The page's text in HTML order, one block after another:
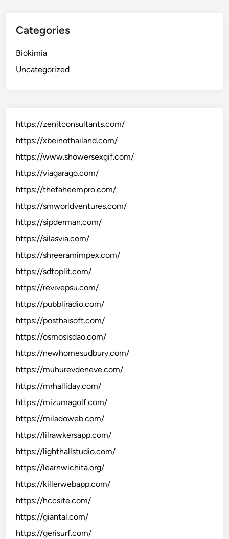
Categories
Biokimia
Uncategorized
https://zenitconsultants.com/
https://xbeinothailand.com/
https://www.showersexgif.com/
https://viagarago.com/
https://thefaheempro.com/
https://smworldventures.com/
https://sipderman.com/
https://silasvia.com/
https://shreeramimpex.com/
https://sdtoplit.com/
https://revivepsu.com/
https://pubbliradio.com/
https://posthaisoft.com/
https://osmosisdao.com/
https://newhomesudbury.com/
https://muhurevdeneve.com/
https://mrhalliday.com/
https://mizumagolf.com/
https://miladoweb.com/
https://lilrawkersapp.com/
https://lighthallstudio.com/
https://learnwichita.org/
https://killerwebapp.com/
https://hccsite.com/
https://giantal.com/
https://gerisurf.com/